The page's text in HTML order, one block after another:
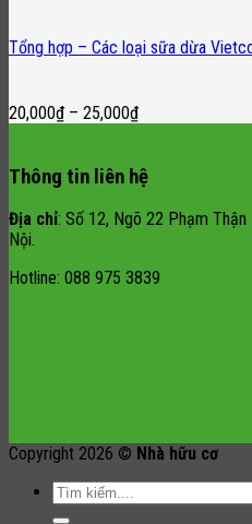
Tổng hợp – Các loại sữa dừa
20,000₫– 25,000₫
Thông tin liên hệ
Địa chỉ: Số 12, Ngõ 22 Phạm
Nội.
Hotline: 088 975 3839
Copyright 2026 © Nhà hữu cơ
Search